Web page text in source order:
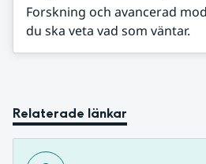
Forskning och avancerad
du ska veta vad som väntar.
Relaterade länkar